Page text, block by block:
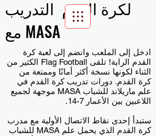
Scroll Menu
لكرة القدم التدريب
مع MASA
ادخل إلى الملعب وانضم إلى لعبة كرة
القدم الراية! تلقى Flag Football الكثير من
الثناء لكونها نسخة أكثر أمانًا وممتعة من
كرة القدم. دورات تدريب كرة القدم في
علم ماريلاند للشباب MASA موجهة لجميع
اللاعبين بين الأعمار 7-14.
ستبدأ إحدى نقاط الاتصال الأولية مع مدرب
كرة القدم الذي يحمل علم MASA للشباب